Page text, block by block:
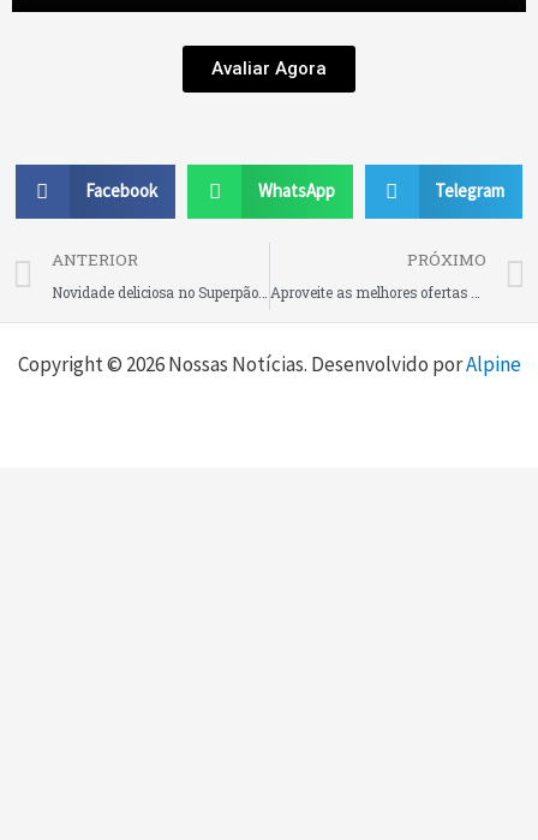
Avaliar Agora
Facebook WhatsApp Telegram
Prev
ANTERIOR PRÓXIMO
Copyright © 2026 Nossas Notícias. Desenvolvido porAlpine